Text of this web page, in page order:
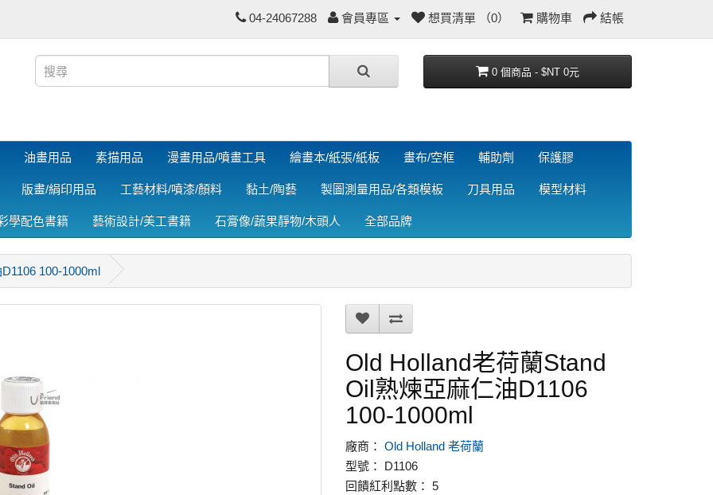
04-24067288 會員專區 想買清單 （0） 購物車 結帳
0 個商品 - $NT 0元
油畫用品 素描用品 漫畫用品/噴畫工具 繪畫本/紙張/紙板 畫布/空框 輔助劑 保護膠
版畫/絹印用品 工藝材料/噴漆/顏料 黏土/陶藝 製圖測量用品/各類模板 刀具用品 模型材料
學配色書籍 藝術設計/美工書籍 石膏像/蔬果靜物/木頭人 全部品牌
100-1000ml
Old Holland老荷蘭Stand
Oil熟煉亞麻仁油D1106
100-1000ml
廠商： Old Holland 老荷蘭
型號： D1106
回饋紅利點數： 5